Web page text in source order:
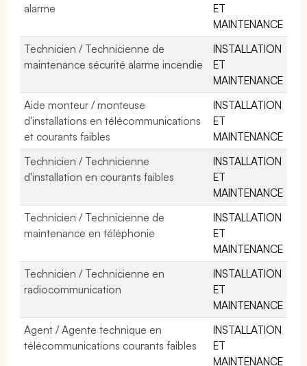
alarme
ET
MAINTENANCE
Technicien / Technicienne de
maintenance sécurité alarme incendie
INSTALLATION
ET
MAINTENANCE
Aide monteur / monteuse
d'installations en télécommunications
et courants faibles
INSTALLATION
ET
MAINTENANCE
Technicien / Technicienne
d'installation en courants faibles
INSTALLATION
ET
MAINTENANCE
Technicien / Technicienne de
maintenance en téléphonie
INSTALLATION
ET
MAINTENANCE
Technicien / Technicienne en
radiocommunication
INSTALLATION
ET
MAINTENANCE
Agent / Agente technique en
télécommunications courants faibles
INSTALLATION
ET
MAINTENANCE